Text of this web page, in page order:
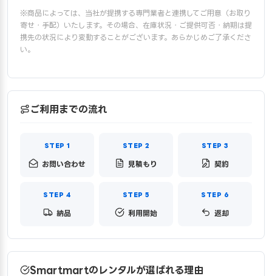
※商品によっては、当社が提携する専門業者と連携してご用意（お取り
寄せ・手配）いたします。その場合、在庫状況・ご提供可否・納期は提
携先の状況により変動することがございます。あらかじめご了承くださ
い。
ご利用までの流れ
お問い合わせ 見積もり 契約
納品 利用開始 返却
Smartmartのレンタルが選ばれる理由